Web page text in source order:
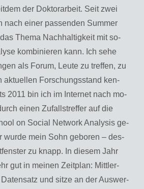
der Dok­to­r­ar­beit. Seit zwei
nach einer pas­sen­den Sum­mer
Thema Nach­hal­tig­keit mit so­
kom­bi­nie­ren kann. Ich sehe
als Forum, Leute zu tref­fen, zu
ak­tu­el­len For­schungs­stand ken­
2011 bin ich im In­ter­net nach mo­
einen Zu­falls­tref­fer auf die
on So­ci­al Net­work Ana­ly­sis ge­
wurde mein Sohn ge­bo­ren – des­
zu knapp. In die­sem Jahr
gut in mei­nen Zeit­plan: Mitt­ler­
und sitze an der Aus­wer­